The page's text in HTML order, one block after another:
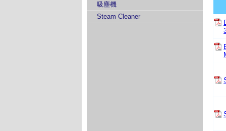
吸塵機
Steam Cleaner